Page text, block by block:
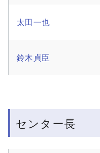
太田一也
鈴木貞臣
センター長